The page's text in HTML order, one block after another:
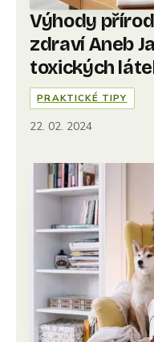
Výhody
zdraví Aneb
toxických
PRAKTICKÉ TIPY
22. 02. 2024